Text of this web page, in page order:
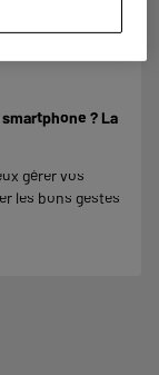
? La
gérer vos
les bons gestes